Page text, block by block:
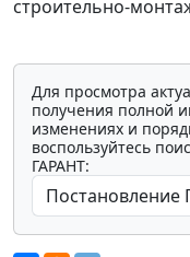
строительно-
Для просмотра
получения полной
изменениях и
воспользуйтесь
ГАРАНТ: